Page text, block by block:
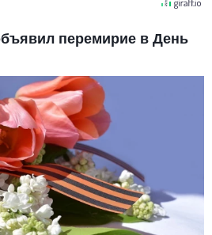
перемирие в День